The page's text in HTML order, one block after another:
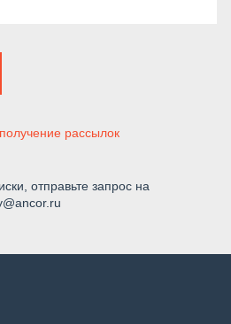
рассылок
отправьте запрос на